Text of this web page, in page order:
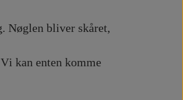
Nøglen bliver skåret,
kan enten komme